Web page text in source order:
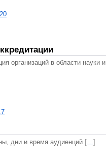
организаций в области науки и
дни и время аудиенций […]